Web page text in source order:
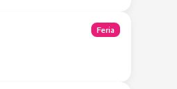
Feria